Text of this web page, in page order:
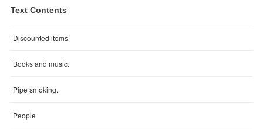
Text Contents
Discounted items
Books and music.
Pipe smoking.
People